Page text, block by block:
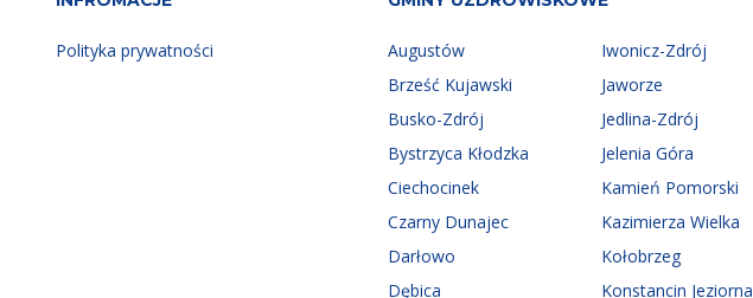
Polityka prywatności
Augustów
Brześć Kujawski
Busko-Zdrój
Bystrzyca Kłodzka
Ciechocinek
Czarny Dunajec
Darłowo
Dębica
Iwonicz-Zdrój
Jaworze
Jedlina-Zdrój
Jelenia Góra
Kamień Pomorski
Kazimierza Wielka
Kołobrzeg
Konstancin Jeziorna